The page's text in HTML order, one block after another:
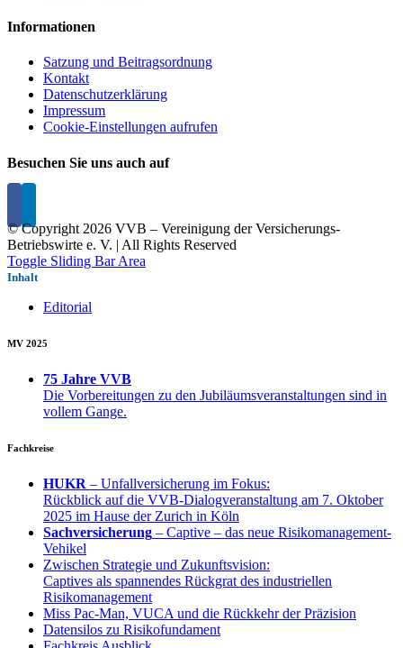
Informationen
Satzung und Beitragsordnung
Kontakt
Datenschutzerklärung
Impressum
Cookie-Einstellungen aufrufen
Besuchen Sie uns auch auf
© Copyright 2026 VVB – Vereinigung der Versicherungs-
Betriebswirte e. V. | All Rights Reserved
Toggle Sliding Bar Area
Inhalt
Editorial
MV 2025
75 Jahre VVB
Die Vorbereitungen zu den Jubiläumsveranstaltungen sind in
vollem Gange.
Fachkreise
HUKR – Unfallversicherung im Fokus:
Rückblick auf die VVB-Dialogveranstaltung am 7. Oktober
2025 im Hause der Zurich in Köln
Sachversicherung – Captive – das neue Risikomanagement-
Vehikel
Zwischen Strategie und Zukunftsvision:
Captives als spannendes Rückgrat des industriellen
Risikomanagement
Miss Pac-Man, VUCA und die Rückkehr der Präzision
Datensilos zu Risikofundament